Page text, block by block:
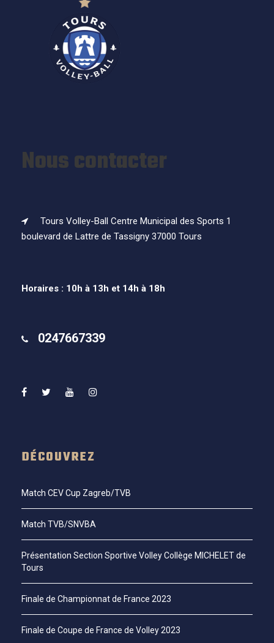
Nous contacter
Tours Volley-Ball Centre Municipal des Sports 1
boulevard de Lattre de Tassigny 37000 Tours
Horaires : 10h à 13h et 14h à 18h
0247667339
DÉCOUVREZ
Match CEV Cup Zagreb/TVB
Match TVB/SNVBA
Présentation Section Sportive Volley Collège MICHELET de
Tours
Finale de Championnat de France 2023
Finale de Coupe de France de Volley 2023